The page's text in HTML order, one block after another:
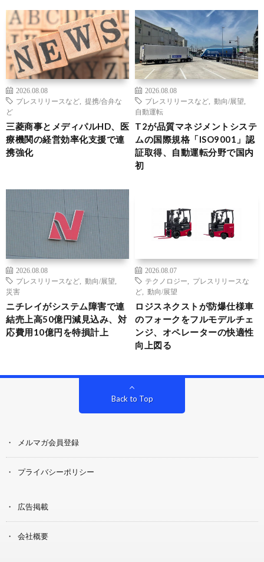
2026.08.08
プレスリリースなど
提携/合弁な
ど
三菱商事とメディパルHD、医
療機関の経営効率化支援で連
携強化
2026.08.08
プレスリリースなど
動向/展望
自動運転
T2が品質マネジメントシステ
ムの国際規格「ISO9001」認
証取得、自動運転分野で国内
初
2026.08.08
プレスリリースなど
動向/展望
災害
ニチレイがシステム障害で連
結売上高50億円減見込み、対
応費用10億円を特損計上
2026.08.07
テクノロジー
プレスリリースな
ど
動向/展望
ロジスネクストが防爆仕様車
のフォークをフルモデルチェ
ンジ、オペレーターの快適性
向上図る
Back to Top
メルマガ会員登録
プライバシーポリシー
広告掲載
会社概要